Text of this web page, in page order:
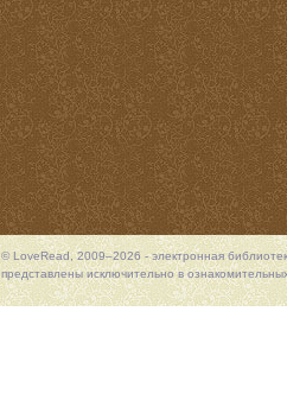
© LoveRead, 2009–2026 - электронная
представлены исключительно в